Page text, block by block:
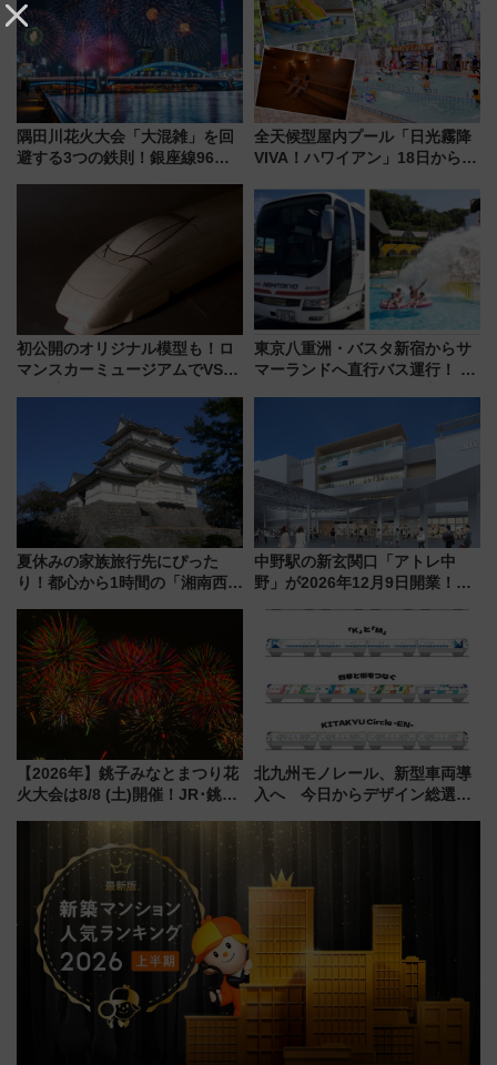
隅田川花火大会「大混雑」を回
避する3つの鉄則！銀座線96本
全天候型屋内プール「日光霧降
VIVA！ハワイアン」18日から営
ァミリーから大人まで幅広い世
代が一日中楽しる夏のリゾート
を楽しんで
初公開のオリジナル模型も！ロ
マンスカーミュージアムでVSE
東京八重洲・バスタ新宿からサ
マーランドへ直行バス運行！ お
夏休みの家族旅行先にぴった
り！都心から1時間の「湘南西エ
島とは異なる魅力を持つ今夏の
注目スポット
中野駅の新玄関口「アトレ中
野」が2026年12月9日開業！新
【2026年】銚子みなとまつり花
火大会は8/8 (土)開催！JR･銚子
報、利根川に咲く8,000発の大迫
力＆屋台を満喫
北九州モノレール、新型車両導
入へ 今日からデザイン総選挙